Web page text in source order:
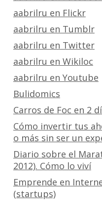
aabrilru en Flickr
aabrilru en Tumblr
aabrilru en Twitter
aabrilru en Wikiloc
aabrilru en Youtube
Bulidomics
Carros de Foc en 2
Cómo invertir tus
o más sin ser un
Diario sobre el
2012). Cómo lo viví
Emprende en
(startups)